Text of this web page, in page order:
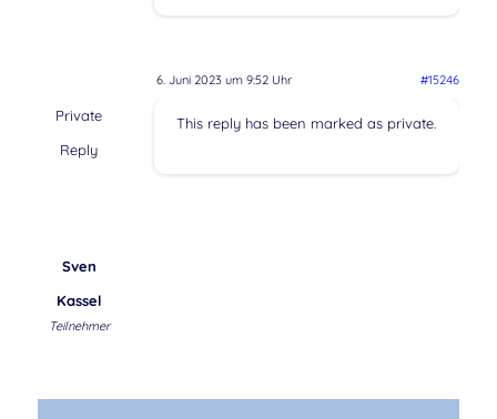
6. Juni 2023 um 9:52 Uhr #15246
Private
Reply
Sven
Kassel
Teilnehmer
This reply has been marked as private.